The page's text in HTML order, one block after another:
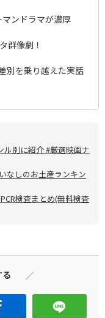
ンドラマが濃厚
群像劇！
別を乗り越えた実話
ル別に紹介 #厳選映画ナ
なしのお土産ランキン
検査まとめ(無料検査